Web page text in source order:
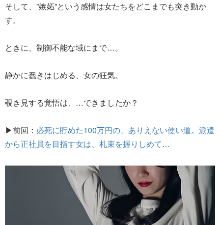
そして、”嫉妬”という感情は女たちをどこまでも突き動か
す。
ときに、制御不能な域にまで…。
静かに蠢きはじめる、女の狂気。
覗き見する覚悟は、…できましたか？
▶前回： 必死に貯めた100万円の、ありえない使い道。派遣
から正社員を目指す女は、札束を握りしめて…